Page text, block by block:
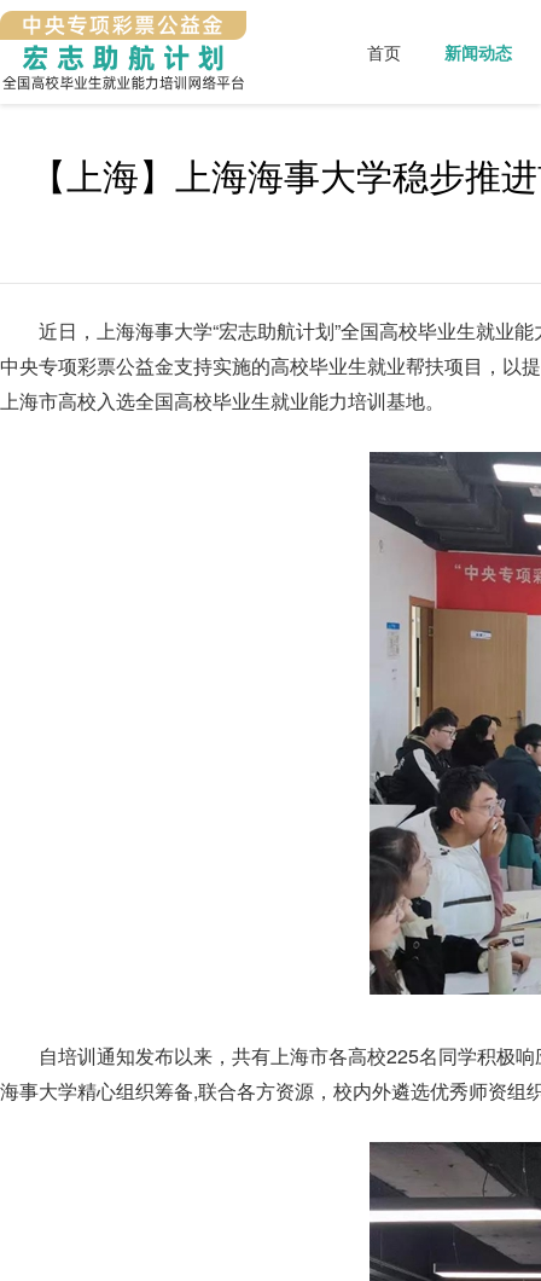
首页 新闻动态
【上海】上海海事大学稳步
近日，上海海事大学“宏志助航计划”全国高校毕业生就业
中央专项彩票公益金支持实施的高校毕业生就业帮扶项目，以
上海市高校入选全国高校毕业生就业能力培训基地。
自培训通知发布以来，共有上海市各高校225名同学积极
海事大学精心组织筹备,联合各方资源，校内外遴选优秀师资组